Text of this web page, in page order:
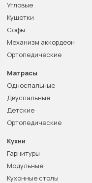
Угловые
Кушетки
Софы
Механизм аккордеон
Ортопедические
Матрасы
Односпальные
Двуспальные
Детские
Ортопедические
Кухни
Гарнитуры
Модульные
Кухонные столы